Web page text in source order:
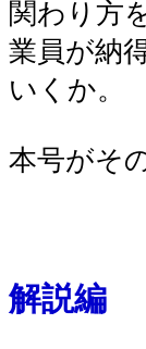
関わり方
業員が納
いくか。
本号がそ
解説編